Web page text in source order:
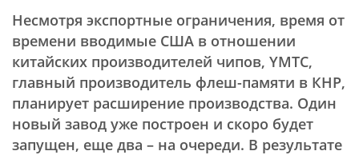
Несмотря экспортные ограничения, время от
времени вводимые США в отношении
китайских производителей чипов, YMTC,
главный производитель флеш-памяти в КНР,
планирует расширение производства. Один
новый завод уже построен и скоро будет
запущен, еще два – на очереди. В результате